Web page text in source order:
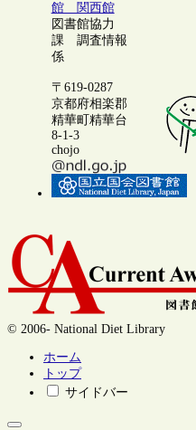
館 関西館
図書館協力
課 調査情報
係
〒619-0287
京都府相楽郡
精華町精華台
8-1-3
chojo
© 2006- National Diet Library
ホーム
トップ
サイドバー